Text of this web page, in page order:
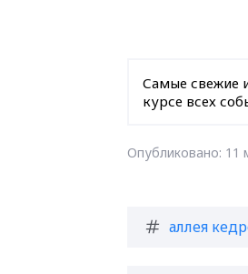
Самые свежие
курсе всех
Опубликовано: 11
аллея